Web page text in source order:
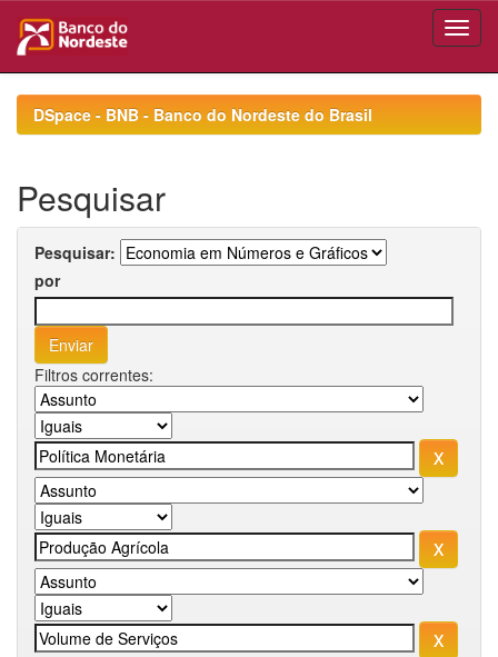
navigationDSpace - BNB - Banco do Nordeste do Brasil
Pesquisar
Pesquisar:
por
Filtros correntes: